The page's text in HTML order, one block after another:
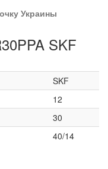
Украины
SKF
SKF
12
30
40/14